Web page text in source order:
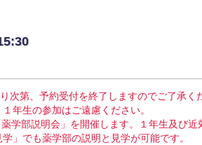
次第、予約受付を終了しますのでご了承く
年生の参加はご遠慮ください。
学部説明会」を開催します。１年生及び近
学」でも薬学部の説明と見学が可能です。